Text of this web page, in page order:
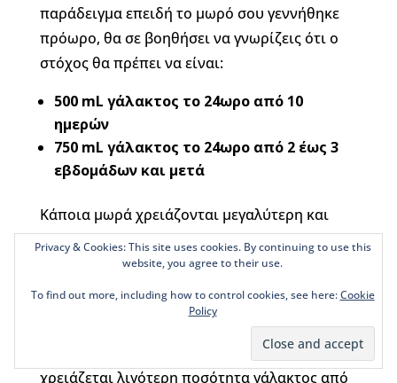
παράδειγμα επειδή το μωρό σου γεννήθηκε
πρόωρο, θα σε βοηθήσει να γνωρίζεις ότι ο
στόχος θα πρέπει να είναι:
500 mL γάλακτος το 24ωρο από 10
ημερών
750 mL γάλακτος το 24ωρο από 2 έως 3
εβδομάδωνκαι μετά
Κάποια μωρά χρειάζονται μεγαλύτερη και
κάποια λιγότερη ποσότητα γάλακτος. Τα
παραπάνω νούμερα είναι ακριβώς αυτό: ένας
μέσος όρος. Κάποια μωρά ίσως χρειάζονται
μέχρι και 1300 mL γάλα το 24ωρο.
Αν το μωρό σου γεννήθηκε πρόωρα, ίσως
χρειάζεται λιγότερη ποσότητα γάλακτος από
Privacy & Cookies: This site uses cookies. By continuing to use this
website, you agree to their use.
To find out more, including how to control cookies, see here:Cookie
Policy